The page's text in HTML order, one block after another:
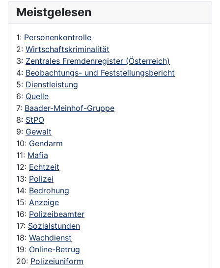
Meistgelesen
1: Personenkontrolle
2: Wirtschaftskriminalität
3: Zentrales Fremdenregister (Österreich)
4: Beobachtungs- und Feststellungsbericht
5: Dienstleistung
6: Quelle
7: Baader-Meinhof-Gruppe
8: StPO
9: Gewalt
10: Gendarm
11: Mafia
12: Echtzeit
13: Polizei
14: Bedrohung
15: Anzeige
16: Polizeibeamter
17: Sozialstunden
18: Wachdienst
19: Online-Betrug
20: Polizeiuniform